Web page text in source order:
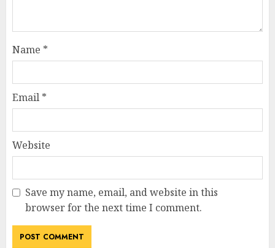
Name *
Email *
Website
Save my name, email, and website in this
browser for the next time I comment.